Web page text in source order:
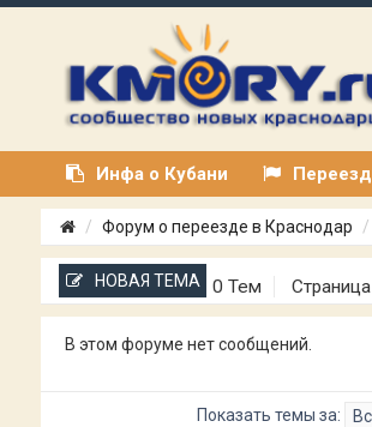
Инфа о Кубани Переезд
Форум о переезде в Краснодар
НОВАЯ ТЕМА 0 Тем Страница
В этом форуме нет сообщений.
Показать темы за: